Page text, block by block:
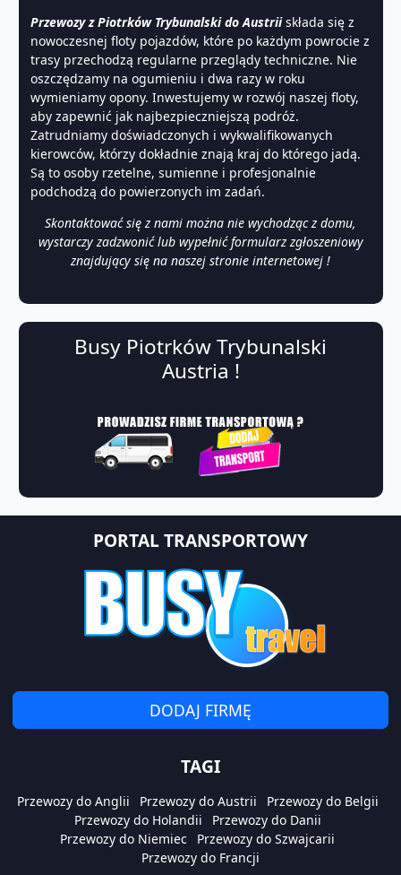
Przewozy z Piotrków Trybunalski do Austriiskłada się z
nowoczesnej floty pojazdów, które po każdym powrocie z
trasy przechodzą regularne przeglądy techniczne. Nie
oszczędzamy na ogumieniu i dwa razy w roku
wymieniamy opony. Inwestujemy w rozwój naszej floty,
aby zapewnić jak najbezpieczniejszą podróż.
Zatrudniamy doświadczonych i wykwalifikowanych
kierowców, którzy dokładnie znają kraj do którego jadą.
Są to osoby rzetelne, sumienne i profesjonalnie
podchodzą do powierzonych im zadań.
Skontaktować się z nami można nie wychodząc z domu,
wystarczy zadzwonić lub wypełnić formularz zgłoszeniowy
znajdujący się na naszej stronie internetowej !
Busy Piotrków Trybunalski
Austria !
PORTAL TRANSPORTOWY
DODAJ FIRMĘ
TAGI
Przewozy do Anglii Przewozy do Austrii
Przewozy do Belgii
Przewozy do Holandii
Przewozy do Danii
Przewozy do Niemiec
Przewozy do Szwajcarii
Przewozy do Francji